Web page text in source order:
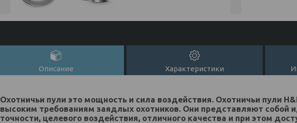
Описание Характеристики
Охотничьи пули это мощность и сила воздействия. Охотничьи пули
высоким требованиям заядлых охотников. Они представляют собой
точности, целевого воздействия, отличного качества и при этом